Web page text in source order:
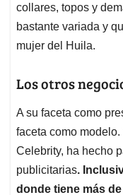
collares, topos y
bastante variada y
mujer del Huila.
Los otros
A su faceta como
faceta como
Celebrity, ha hecho
publicitarias.
donde tiene más